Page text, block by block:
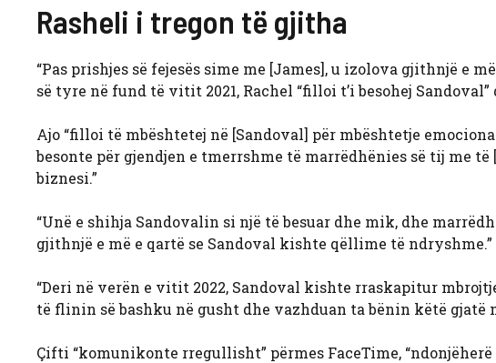
Rasheli i tregon të gjitha
“Pas prishjes së fejesës sime me [James], u izolova gjithnjë e
së tyre në fund të vitit 2021, Rachel “filloi t’i besohej
Ajo “filloi të mbështetej në [Sandoval] për mbështetje
besonte për gjendjen e tmerrshme të marrëdhënies së tij me
biznesi.”
“Unë e shihja Sandovalin si një të besuar dhe mik, dhe
gjithnjë e më e qartë se Sandoval kishte qëllime të ndryshme.”
“Deri në verën e vitit 2022, Sandoval kishte rraskapitur
të flinin së bashku në gusht dhe vazhduan ta bënin këtë gjatë
Çifti “komunikonte rregullisht” përmes FaceTime,